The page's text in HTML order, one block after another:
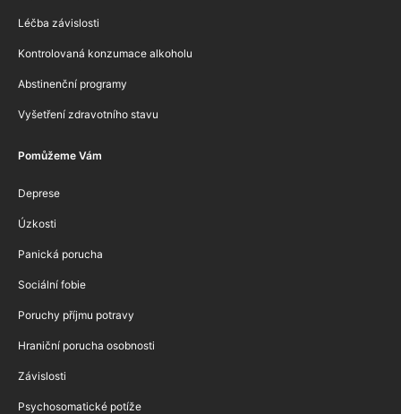
Léčba závislosti
Kontrolovaná konzumace alkoholu
Abstinenční programy
Vyšetření zdravotního stavu
Pomůžeme Vám
Deprese
Úzkosti
Panická porucha
Sociální fobie
Poruchy příjmu potravy
Hraniční porucha osobnosti
Závislosti
Psychosomatické potíže